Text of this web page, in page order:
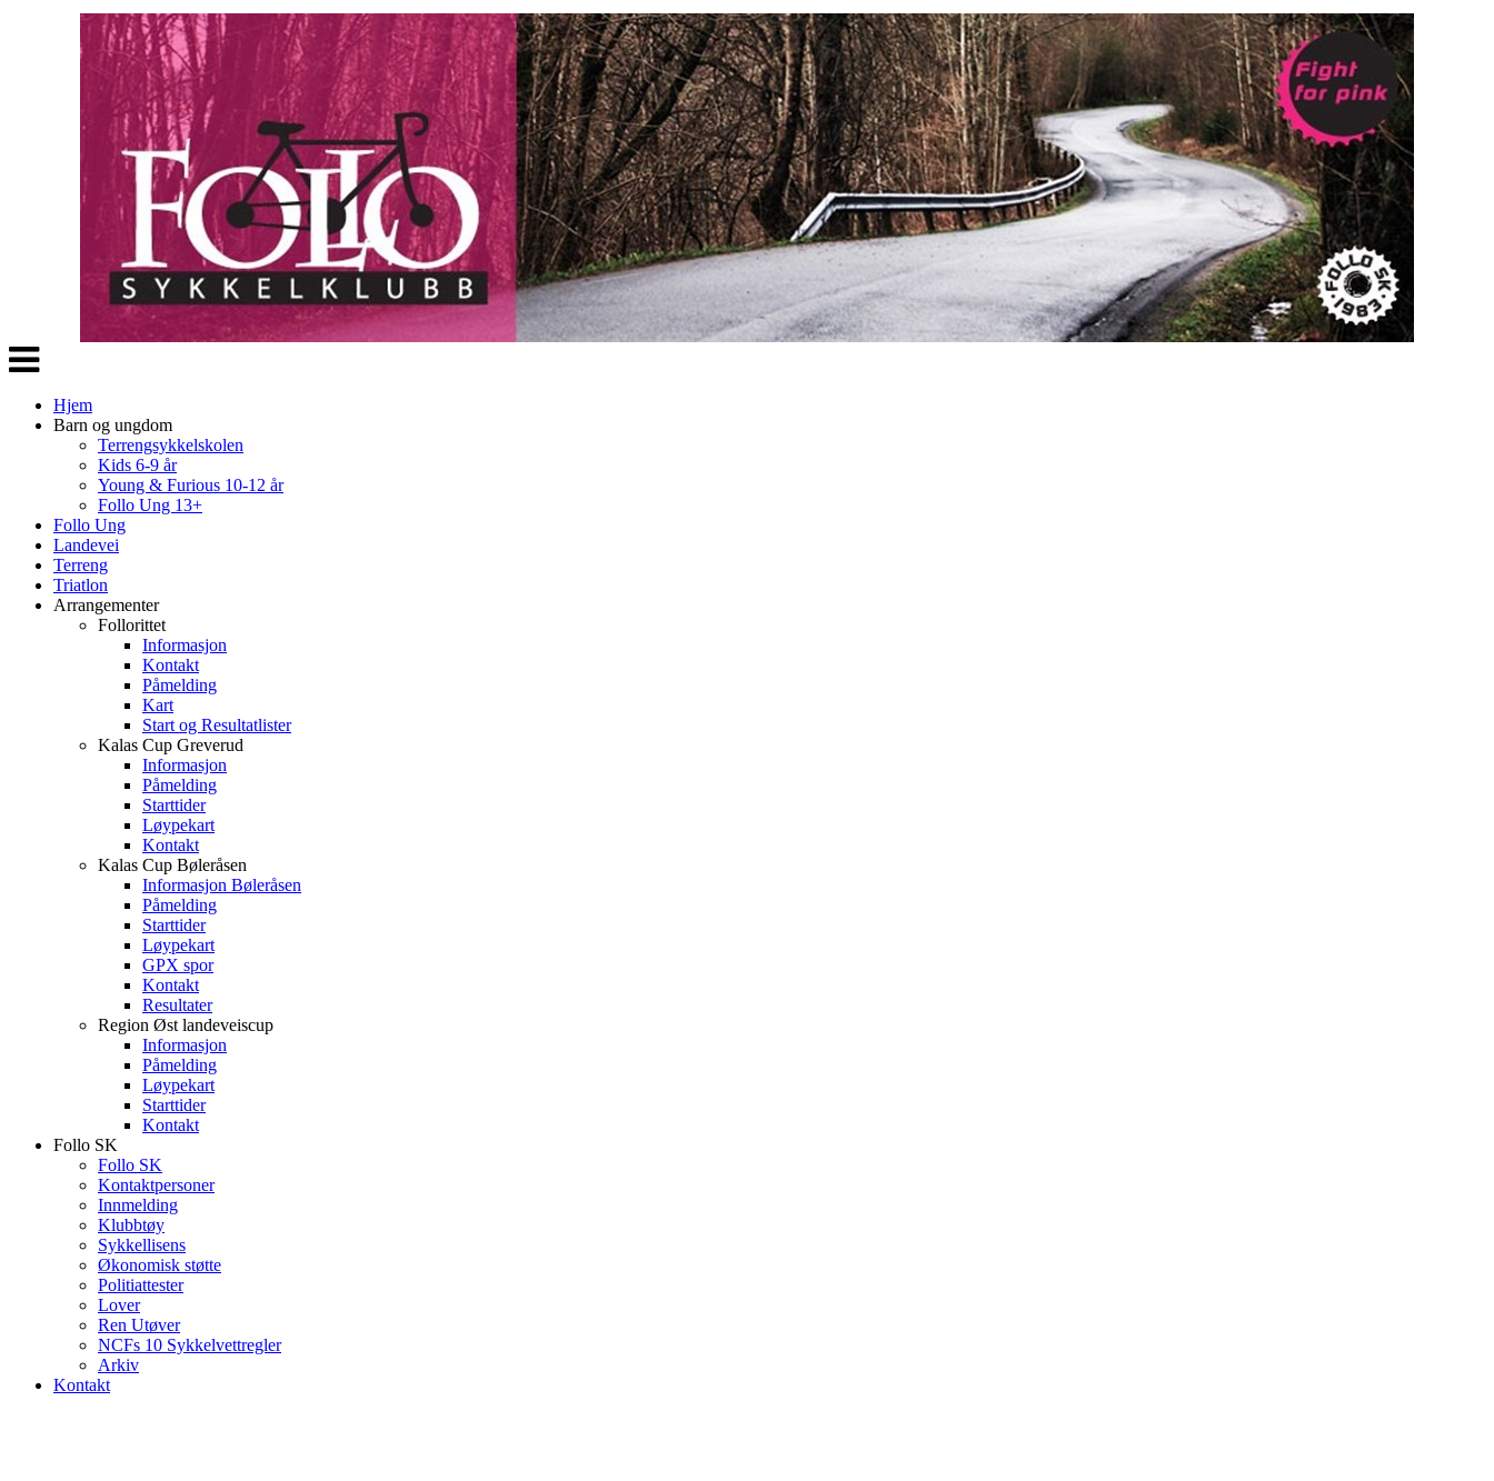
Veksle
navigasjon
Hjem
Barn og ungdom
Terrengsykkelskolen
Kids 6-9 år
Young & Furious 10-12 år
Follo Ung 13+
Follo Ung
Landevei
Terreng
Triatlon
Arrangementer
Follorittet
Informasjon
Kontakt
Påmelding
Kart
Start og Resultatlister
Kalas Cup Greverud
Informasjon
Påmelding
Starttider
Løypekart
Kontakt
Kalas Cup Bøleråsen
Informasjon Bøleråsen
Påmelding
Starttider
Løypekart
GPX spor
Kontakt
Resultater
Region Øst landeveiscup
Informasjon
Påmelding
Løypekart
Starttider
Kontakt
Follo SK
Follo SK
Kontaktpersoner
Innmelding
Klubbtøy
Sykkellisens
Økonomisk støtte
Politiattester
Lover
Ren Utøver
NCFs 10 Sykkelvettregler
Arkiv
Kontakt